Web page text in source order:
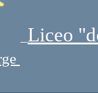
Liceo